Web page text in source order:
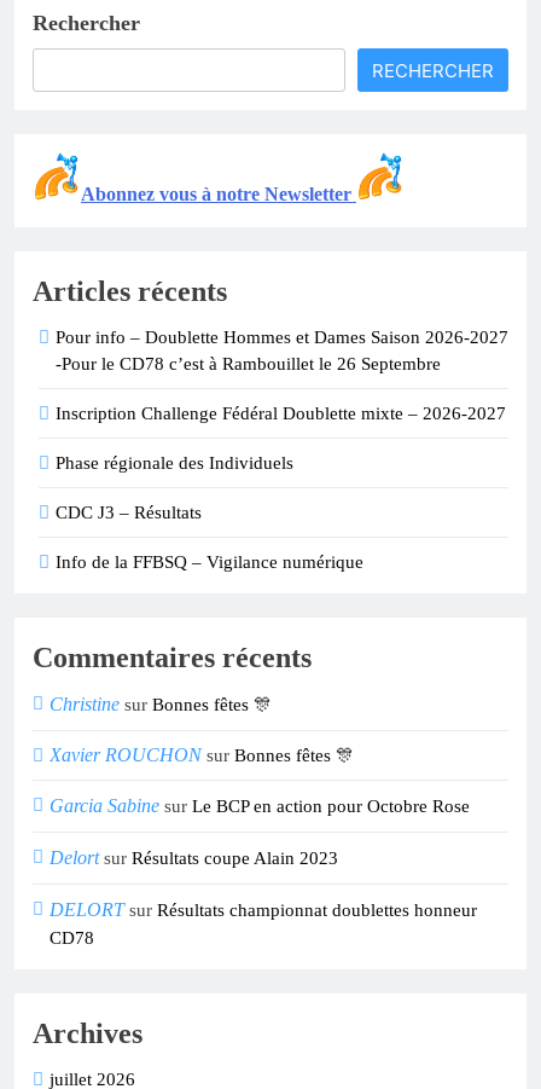
Rechercher
RECHERCHER
Abonnez vous à notre Newsletter
Articles récents
Pour info – Doublette Hommes et Dames Saison 2026-2027
-Pour le CD78 c’est à Rambouillet le 26 Septembre
Inscription Challenge Fédéral Doublette mixte – 2026-2027
Phase régionale des Individuels
CDC J3 – Résultats
Info de la FFBSQ – Vigilance numérique
Commentaires récents
Christine sur Bonnes fêtes 🎊
Xavier ROUCHONsur Bonnes fêtes 🎊
Garcia Sabine sur Le BCP en action pour Octobre Rose
Delortsur Résultats coupe Alain 2023
DELORTsur Résultats championnat doublettes honneur
CD78
Archives
juillet 2026